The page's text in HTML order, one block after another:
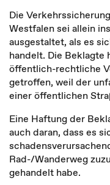
Die
Westfalen sei allein
ausgestaltet, als es
handelt. Die Beklagte
öffentlich-rechtliche
getroffen, weil der
einer öffentlichen
Eine Haftung der
auch daran, dass es
Rad-/Wanderweg
gehandelt habe.